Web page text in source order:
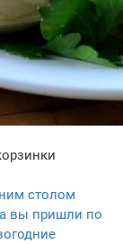
столом
вы пришли по